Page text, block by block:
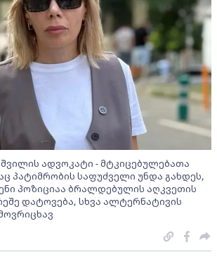
ადვოკატი - მტკიცებულებათა
პატიმრობის საფუძველი უნდა გახდეს,
პოზიციაა ბრალდებულის აღკვეთის
დატოვება, სხვა ალტერნატივის